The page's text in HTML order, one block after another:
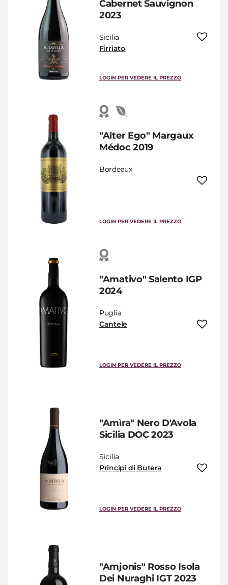
Cabernet Sauvignon
2023
Sicilia
Firriato
LOGIN PER VEDERE IL PREZZO
"Alter Ego" Margaux
Médoc 2019
Bordeaux
LOGIN PER VEDERE IL PREZZO
"Amativo" Salento IGP
2024
Puglia
Cantele
LOGIN PER VEDERE IL PREZZO
"Amìra" Nero D'Avola
Sicilia DOC 2023
Sicilia
Principi di Butera
LOGIN PER VEDERE IL PREZZO
"Amjonis" Rosso Isola
Dei Nuraghi IGT 2023